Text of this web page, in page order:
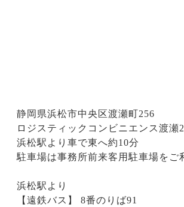
静岡県浜松市中央区渡瀬町256
ロジスティックコンビニエンス渡瀬
浜松駅より車で東へ約10分
駐車場は事務所前来客用駐車場をご
浜松駅より
【遠鉄バス】 8番のりば91